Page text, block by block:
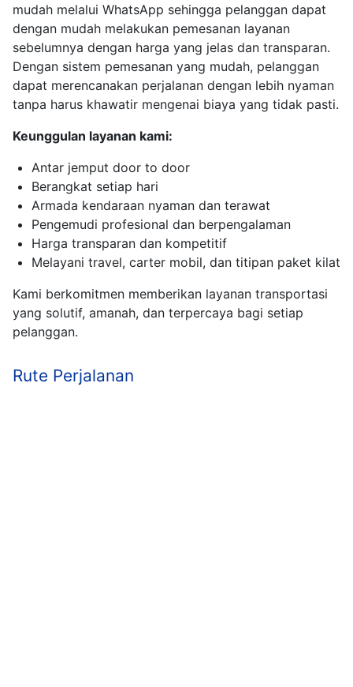
mudah melalui WhatsApp sehingga pelanggan dapat
dengan mudah melakukan pemesanan layanan
sebelumnya dengan harga yang jelas dan transparan.
Dengan sistem pemesanan yang mudah, pelanggan
dapat merencanakan perjalanan dengan lebih nyaman
tanpa harus khawatir mengenai biaya yang tidak pasti.
Keunggulan layanan kami:
Antar jemput door to door
Berangkat setiap hari
Armada kendaraan nyaman dan terawat
Pengemudi profesional dan berpengalaman
Harga transparan dan kompetitif
Melayani travel, carter mobil, dan titipan paket kilat
Kami berkomitmen memberikan layanan transportasi
yang solutif, amanah, dan terpercaya bagi setiap
pelanggan.
Rute Perjalanan